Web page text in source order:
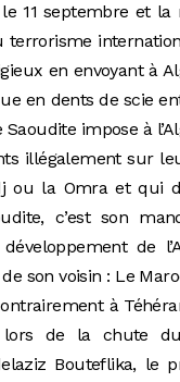
11 septembre et
en envoyant à
en dents de scie
impose à
illégalement sur
ou la Omra et qui
c’est son
de
son voisin : Le
à
lors de la chute
Bouteflika, le